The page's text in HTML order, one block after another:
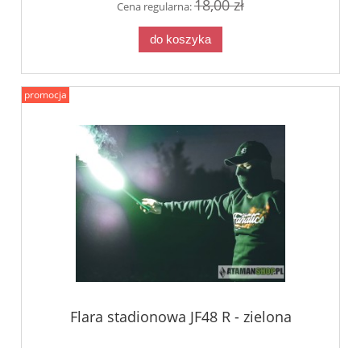
Cena regularna:18,00 zł
do koszyka
Flara stadionowa JF48 R - zielona
promocja